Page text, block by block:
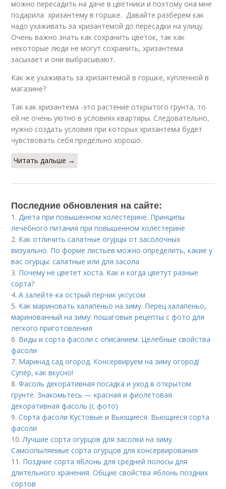
можно пересадить на даче в цветники и поэтому она мне
подарила хризантему в горшке. Давайте разберем как
надо ухаживать за хризантемой до пересадки на улицу.
Очень важно знать как сохранить цветок, так как
некоторые люди не могут сохранить, хризантема
засыхает и они выбрасывают.
Как же ухаживать за хризантемой в горшке, купленной в
магазине?
Так как хризантема -это растение открытого грунта, то
ей не очень уютно в условиях квартиры. Следовательно,
нужно создать условия при которых хризантема будет
чувствовать себя предельно хорошо.
Читать дальше →
Последние обновления на сайте:
1.Диета при повышенном холестерине. Принципы
лечебного питания при повышенном холестерине
2. Как отличить салатные огурцы от засолочных
визуально. По форме листьев можно определить, какие у
вас огурцы: салатные или для засола
3. Почему не цветет хоста. Как и когда цветут разные
сорта?
4.А залейте-ка острый перчик уксусом
5. Как мариновать халапеньо на зиму. Перец халапеньо,
маринованный на зиму: пошаговые рецепты с фото для
легкого приготовления
6. Виды и сорта фасоли с описанием. Целебные свойства
фасоли
7. Маринад сад огород. Консервируем на зиму огород!
Супер, как вкусно!
8.Фасоль декоративная посадка и уход в открытом
грунте. Знакомьтесь — красная и фиолетовая
декоративная фасоль (с фото)
9.Сорта фасоли Кустовые и Вьющиеся. Вьющиеся сорта
фасоли
10.Лучшие сорта огурцов для засолки на зиму.
Самоопыляемые сорта огурцов для консервирования
11. Поздние сорта яблонь для средней полосы для
длительного хранения. Общие свойства яблонь поздних
сортов